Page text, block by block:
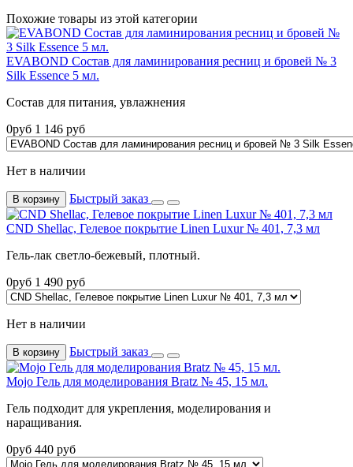
Похожие товары из этой категории
EVABOND Состав для ламинирования ресниц и бровей № 3
Silk Essence 5 мл.
Состав для питания, увлажнения
0руб 1 146 руб
Нет в наличии
В корзину Быстрый заказ
CND Shellac, Гелевое покрытие Linen Luxur № 401, 7,3 мл
Гель-лак светло-бежевый, плотный.
0руб 1 490 руб
Нет в наличии
В корзину Быстрый заказ
Mojo Гель для моделирования Bratz № 45, 15 мл.
Гель подходит для укрепления, моделирования и
наращивания.
0руб 440 руб